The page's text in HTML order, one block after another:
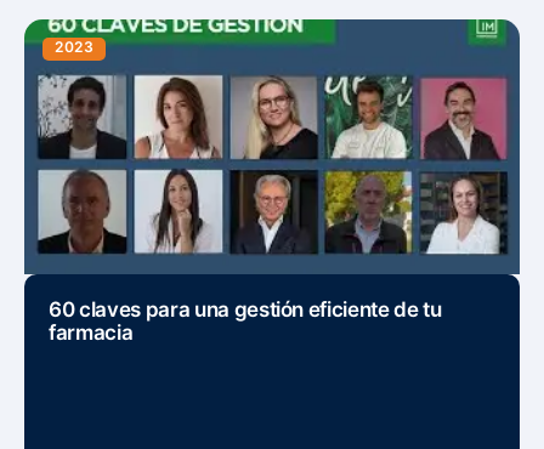
2023
60 claves para una gestión eficiente de tu
farmacia